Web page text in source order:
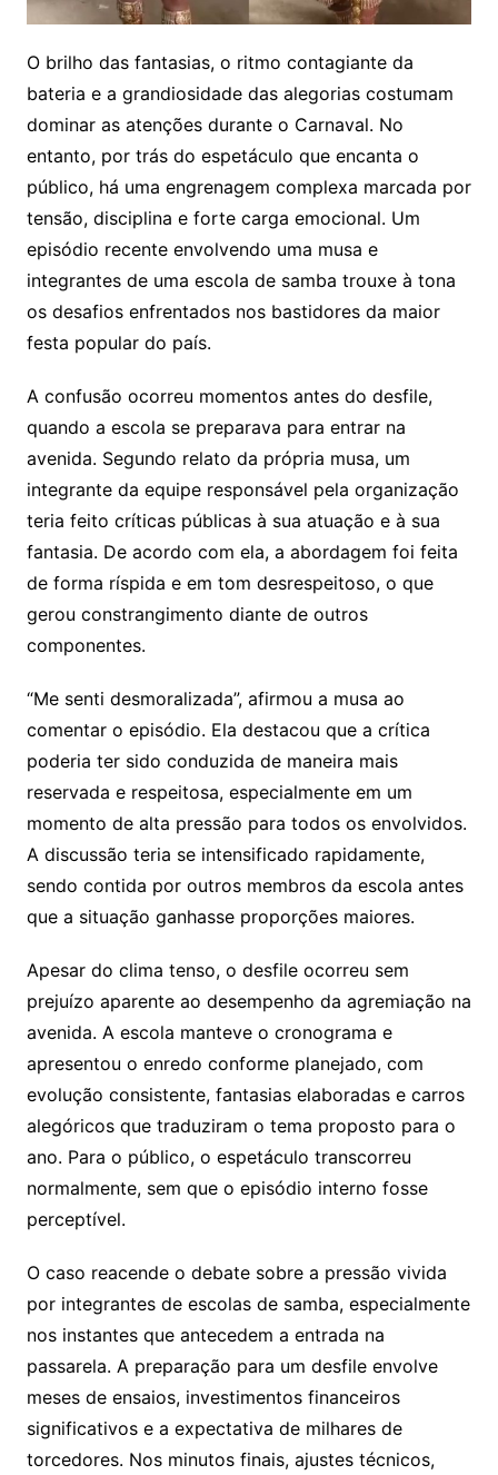
O brilho das fantasias, o ritmo contagiante da
bateria e a grandiosidade das alegorias costumam
dominar as atenções durante o Carnaval. No
entanto, por trás do espetáculo que encanta o
público, há uma engrenagem complexa marcada por
tensão, disciplina e forte carga emocional. Um
episódio recente envolvendo uma musa e
integrantes de uma escola de samba trouxe à tona
os desafios enfrentados nos bastidores da maior
festa popular do país.
A confusão ocorreu momentos antes do desfile,
quando a escola se preparava para entrar na
avenida. Segundo relato da própria musa, um
integrante da equipe responsável pela organização
teria feito críticas públicas à sua atuação e à sua
fantasia. De acordo com ela, a abordagem foi feita
de forma ríspida e em tom desrespeitoso, o que
gerou constrangimento diante de outros
componentes.
“Me senti desmoralizada”, afirmou a musa ao
comentar o episódio. Ela destacou que a crítica
poderia ter sido conduzida de maneira mais
reservada e respeitosa, especialmente em um
momento de alta pressão para todos os envolvidos.
A discussão teria se intensificado rapidamente,
sendo contida por outros membros da escola antes
que a situação ganhasse proporções maiores.
Apesar do clima tenso, o desfile ocorreu sem
prejuízo aparente ao desempenho da agremiação na
avenida. A escola manteve o cronograma e
apresentou o enredo conforme planejado, com
evolução consistente, fantasias elaboradas e carros
alegóricos que traduziram o tema proposto para o
ano. Para o público, o espetáculo transcorreu
normalmente, sem que o episódio interno fosse
perceptível.
O caso reacende o debate sobre a pressão vivida
por integrantes de escolas de samba, especialmente
nos instantes que antecedem a entrada na
passarela. A preparação para um desfile envolve
meses de ensaios, investimentos financeiros
significativos e a expectativa de milhares de
torcedores. Nos minutos finais, ajustes técnicos,